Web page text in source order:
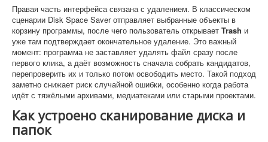
Правая часть интерфейса связана с удалением. В классическом
сценарии Disk Space Saver отправляет выбранные объекты в
корзину программы, после чего пользователь открывает Trash и
уже там подтверждает окончательное удаление. Это важный
момент: программа не заставляет удалять файл сразу после
первого клика, а даёт возможность сначала собрать кандидатов,
перепроверить их и только потом освободить место. Такой подход
заметно снижает риск случайной ошибки, особенно когда работа
идёт с тяжёлыми архивами, медиатеками или старыми проектами.
Как устроено сканирование диска и
папок